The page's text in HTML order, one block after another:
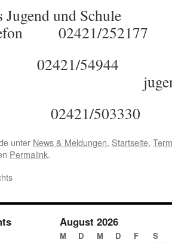
Jugend
02421/252177
02421/54944
503330
unter News & Meldungen, Startseite,
Permalink.
August 2026
M D M D F S